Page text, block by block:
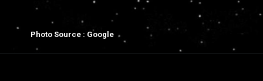
Photo Source : Google